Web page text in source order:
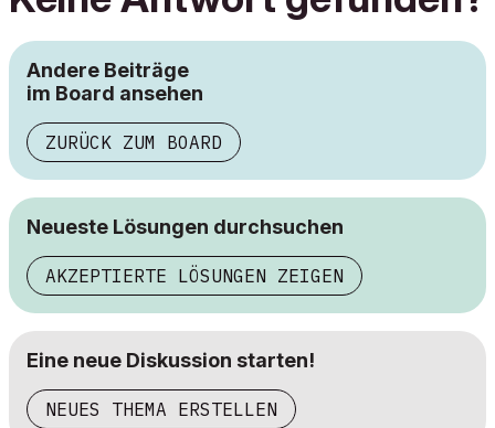
Andere Beiträge
im Board ansehen
ZURÜCK ZUM BOARD
Neueste Lösungen durchsuchen
AKZEPTIERTE LÖSUNGEN ZEIGEN
Eine neue Diskussion starten!
NEUES THEMA ERSTELLEN